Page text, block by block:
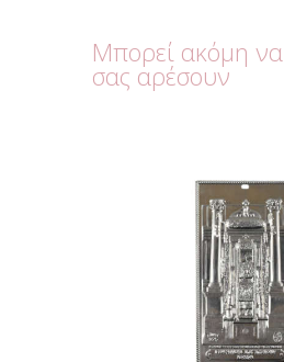
Μπορεί ακόμη να
σας αρέσουν